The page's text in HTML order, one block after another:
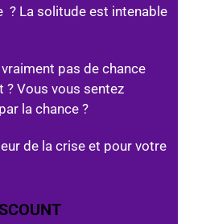
? La solitude est intenable
pas de chance
? Vous vous sentez
la chance ?
de la crise et pour votre